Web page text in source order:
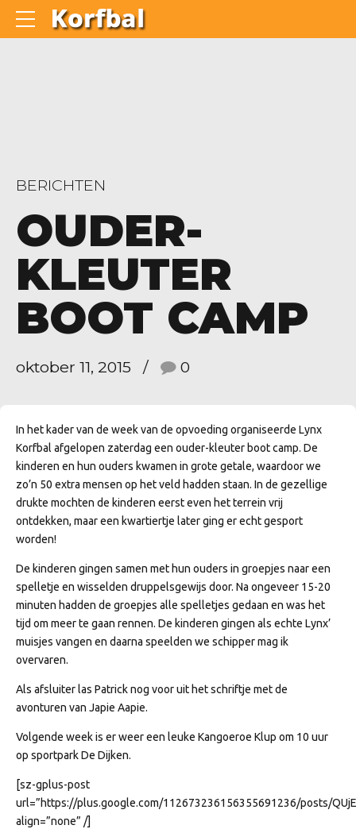
BERICHTEN
OUDER-
KLEUTER
BOOT CAMP
oktober 11, 2015 0
In het kader van de week van de opvoeding organiseerde Lynx
Korfbal afgelopen zaterdag een ouder-kleuter boot camp. De
kinderen en hun ouders kwamen in grote getale, waardoor we
zo’n 50 extra mensen op het veld hadden staan. In de gezellige
drukte mochten de kinderen eerst even het terrein vrij
ontdekken, maar een kwartiertje later ging er echt gesport
worden!
De kinderen gingen samen met hun ouders in groepjes naar een
spelletje en wisselden druppelsgewijs door. Na ongeveer 15-20
minuten hadden de groepjes alle spelletjes gedaan en was het
tijd om meer te gaan rennen. De kinderen gingen als echte Lynx’
muisjes vangen en daarna speelden we schipper mag ik
overvaren.
Als afsluiter las Patrick nog voor uit het schriftje met de
avonturen van Japie Aapie.
Volgende week is er weer een leuke Kangoeroe Klup om 10 uur
op sportpark De Dijken.
[sz-gplus-post
url=”https://plus.google.com/112673236156355691236/posts/
align=”none” /]